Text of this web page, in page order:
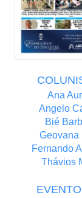
Ana
Angelo
Bié
Geovana
Fernando
Thávios